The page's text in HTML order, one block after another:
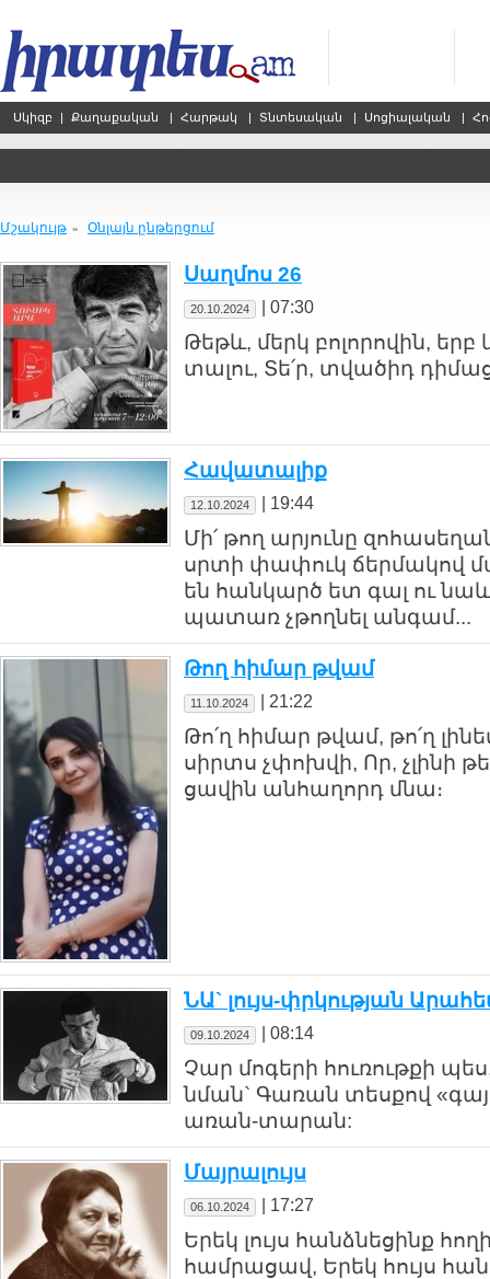
Սկիզբ | Քաղաքական | Հարթակ | Տնտեսական | Սոցիալական |
Մշակույթ » Օնլայն ընթերցում
Սաղմոս 26
20.10.2024 07:30
Թեթև, մերկ բոլորովին,
տալու, Տե՛ր, տվածիդ
Հավատալիք
12.10.2024 19:44
Մի՛ թող արյունը
սրտի փափուկ ճերմակով
են հանկարծ ետ գալ ու նաև
պատառ չթողնել անգամ...
Թող հիմար թվամ
11.10.2024 21:22
Թո՛ղ հիմար թվամ, թո՛ղ
սիրտս չփոխվի, Որ, չլինի
ցավին անհաղորդ մնա։
ՆԱ` լույս-փրկության
09.10.2024 08:14
Չար մոգերի հուռութքի
նման` Գառան տեսքով
առան-տարան:
Մայրալույս
06.10.2024 17:27
Երեկ լույս հանձնեցինք
համրացավ, Երեկ հույս